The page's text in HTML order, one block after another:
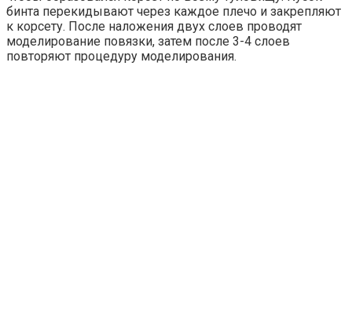
бинта перекидывают через каждое плечо и закрепляют
к корсету. После наложения двух слоев проводят
моделирование повязки, затем после 3-4 слоев
повторяют процедуру моделирования.